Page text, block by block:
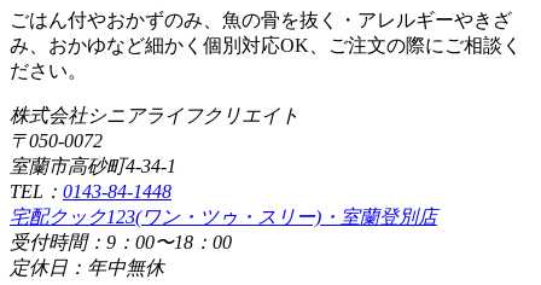
ごはん付やおかずのみ、魚の骨を抜く・アレルギーやきざ
み、おかゆなど細かく個別対応OK、ご注文の際にご相談く
ださい。
株式会社シニアライフクリエイト
〒050-0072
室蘭市高砂町4-34-1
TEL： 0143-84-1448
宅配クック123(ワン・ツゥ・スリー)・室蘭登別店
受付時間：9：00〜18：00
定休日：年中無休